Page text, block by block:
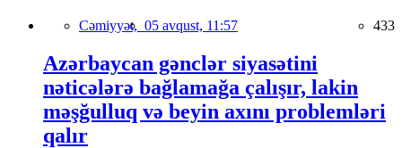
Cəmiyyət, 05 avqust, 11:57 433
Azərbaycan gənclər siyasətini
nəticələrə bağlamağa çalışır, lakin
məşğulluq və beyin axını problemləri
qalır